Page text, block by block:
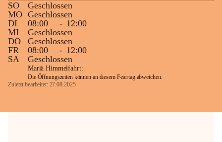
Bevölkerung ungewohnte, jedoch
technisch notwendige Betriebszustände so
kurz wie möglich zu halten.
Wir bitten daher die umliegende
Bevölkerung um Verständnis.
Glück Auf!
GmbH
SO
Geschlossen
MO Geschlossen
DI
08:00 - 12:00
MI
Geschlossen
DO
Geschlossen
FR
08:00 - 12:00
SA
Geschlossen
Mariä Himmelfahrt:
Die Öffnungszeiten können an diesem Feiertag abweichen.
Zuletzt bearbeitet: 27.08.2025